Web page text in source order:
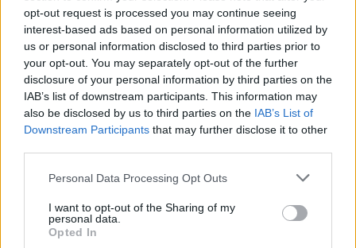
opt-out request is processed you may continue seeing
interest-based ads based on personal information utilized by
us or personal information disclosed to third parties prior to
your opt-out. You may separately opt-out of the further
disclosure of your personal information by third parties on the
IAB’s list of downstream participants. This information may
also be disclosed by us to third parties on the IAB’s List of
Downstream Participants that may further disclose it to other
Please note that this website/app uses one or more Google
not limited to your visit or usage behaviour. You may click to
grant or deny consent to Google and its third-party tags to
use your data for below specified purposes in below Google
Personal Data Processing Opt Outs
I want to opt-out of the Sharing of my
personal data.
Opted In
definisce linee editoriali sulla geopolitica. Nato
a Napoli, parla dialetto locale e mantiene
rapporti con ONG partenopee.